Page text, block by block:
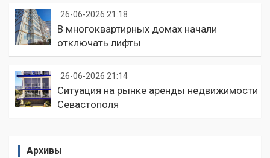
26-06-2026 21:18
В многоквартирных домах начали
отключать лифты
26-06-2026 21:14
Ситуация на рынке аренды недвижимости
Севастополя
Архивы